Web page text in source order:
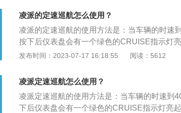
m、宽1780mm、高1455mm，轴距为2700mm
发动机，最大马力是116ps，最大扭矩是
凌派的定速巡航怎么使用？
凌派的定速巡航的使用方法是：当车辆的时速
按下后仪表盘会有一个绿色的CRUISE指示灯
派车身尺寸是：长4756mm、宽1804mm、高
m，与其匹配的是ecvt无级变速变速箱。
发布时间：2023-07-17 16:18:55 阅读：5612
凌派定速巡航怎么使用？
凌派定速巡航的使用方法是：当车辆的时速到
下后仪表盘会有一个绿色的CRUISE指示灯亮